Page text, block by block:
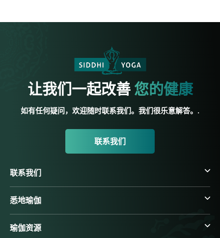
让我们一起改善 您的健康
如有任何疑问，欢迎随时联系我们。我们很乐意解答。.
联系我们
联系我们
悉地瑜伽
瑜伽资源